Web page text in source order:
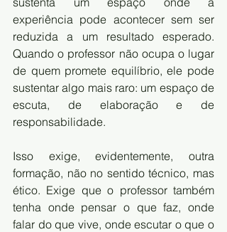
experiência pode acontecer sem ser
reduzida a um resultado esperado.
Quando o professor não ocupa o lugar
de quem promete equilíbrio, ele pode
sustentar algo mais raro: um espaço de
escuta, de elaboração e de
responsabilidade.
Isso exige, evidentemente, outra
formação, não no sentido técnico, mas
ético. Exige que o professor também
tenha onde pensar o que faz, onde
falar do que vive, onde escutar o que o